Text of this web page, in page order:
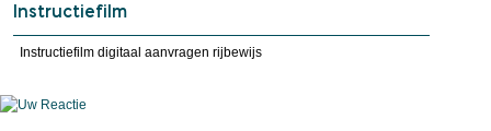
Instructiefilm
Instructiefilm digitaal aanvragen rijbewijs